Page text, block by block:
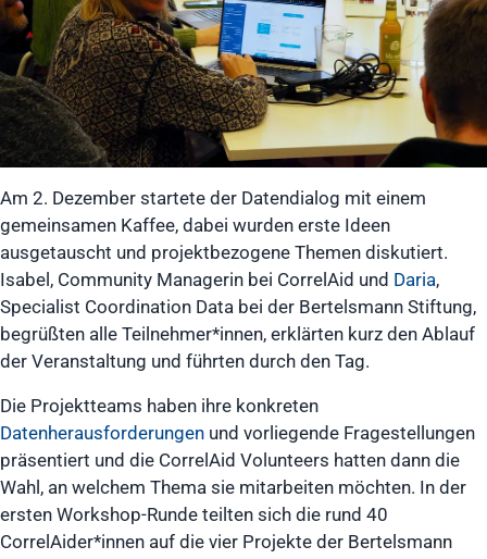
Am 2. Dezember startete der Datendialog mit einem
gemeinsamen Kaffee, dabei wurden erste Ideen
ausgetauscht und projektbezogene Themen diskutiert.
Isabel, Community Managerin bei CorrelAid und Daria,
Specialist Coordination Data bei der Bertelsmann Stiftung,
begrüßten alle Teilnehmer*innen, erklärten kurz den Ablauf
der Veranstaltung und führten durch den Tag.
Die Projektteams haben ihre konkreten
Datenherausforderungen und vorliegende Fragestellungen
präsentiert und die CorrelAid Volunteers hatten dann die
Wahl, an welchem Thema sie mitarbeiten möchten. In der
ersten Workshop-Runde teilten sich die rund 40
CorrelAider*innen auf die vier Projekte der Bertelsmann